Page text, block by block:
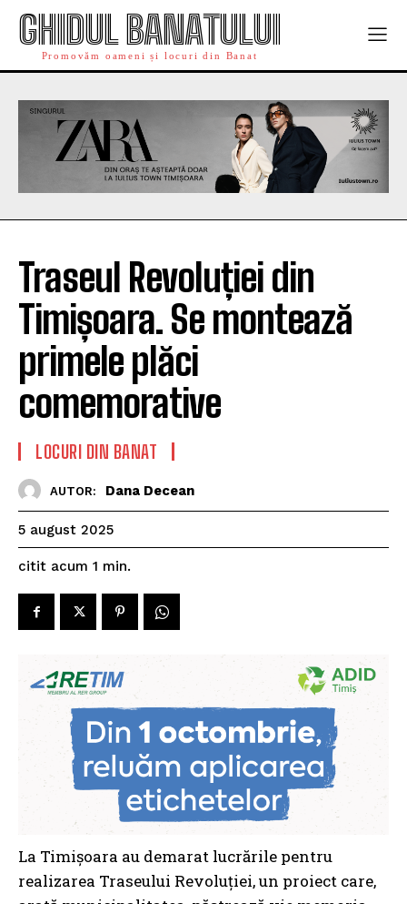
GHIDUL BANATULUI
Promovăm oameni și locuri din Banat
Traseul Revoluției din
Timișoara. Se montează
primele plăci
comemorative
LOCURI DIN BANAT
AUTOR: Dana Decean
5 august 2025
citit acum 1 min.
La Timișoara au demarat lucrările pentru
realizarea Traseului Revoluției, un proiect care,